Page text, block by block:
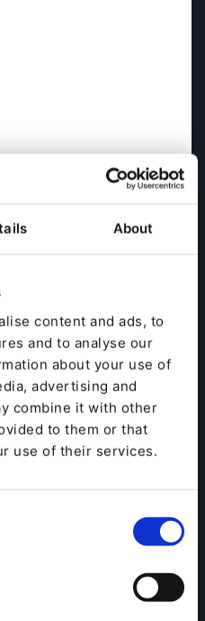
About
content and ads, to
and to analyse our
about your use of
advertising and
combine it with other
to them or that
use of their services.
tienen el control de su
un poco más,